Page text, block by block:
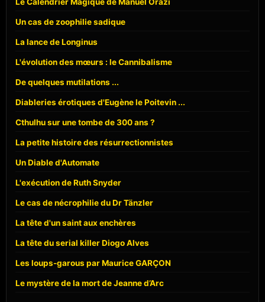
Un cas de zoophilie sadique
La lance de Longinus
L'évolution des mœurs : le Cannibalisme
De quelques mutilations ...
Diableries érotiques d'Eugène le Poitevin ...
Cthulhu sur une tombe de 300 ans ?
La petite histoire des résurrectionnistes
Un Diable d'Automate
L'exécution de Ruth Snyder
Le cas de nécrophilie du Dr Tänzler
La tête d'un saint aux enchères
La tête du serial killer Diogo Alves
Les loups-garous par Maurice GARÇON
Le mystère de la mort de Jeanne d’Arc